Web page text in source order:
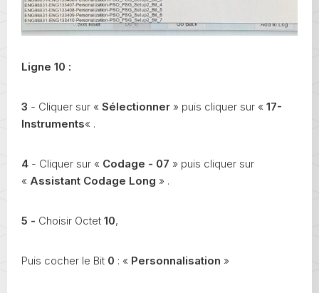
Ligne 10 :
3 - Cliquer sur « Sélectionner » puis cliquer sur « 17-
Instruments« .
4 - Cliquer sur « Codage - 07 » puis cliquer sur
« Assistant Codage Long » .
5 - Choisir Octet 10,
Puis cocher le Bit 0 : « Personnalisation »